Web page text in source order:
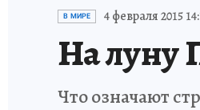
ИСПЫТАНО
В МИРЕ 4 февраля 2015
На луну
Что означают